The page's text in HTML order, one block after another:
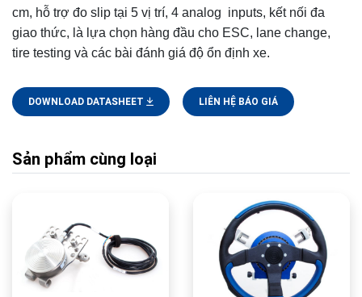
cm, hỗ trợ đo slip tại 5 vị trí, 4 analog inputs, kết nối đa
giao thức, là lựa chọn hàng đầu cho ESC, lane change,
tire testing và các bài đánh giá độ ổn định xe.
DOWNLOAD DATASHEET LIÊN HỆ BÁO GIÁ
Sản phẩm cùng loại